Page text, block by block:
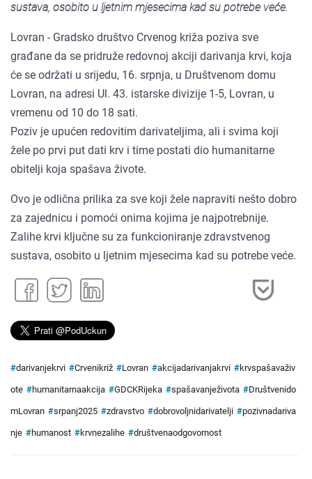
sustava, osobito u ljetnim mjesecima kad su potrebe veće.
Lovran - Gradsko društvo Crvenog križa poziva sve
građane da se pridruže redovnoj akciji darivanja krvi, koja
će se održati u srijedu, 16. srpnja, u Društvenom domu
Lovran, na adresi Ul. 43. istarske divizije 1-5, Lovran, u
vremenu od 10 do 18 sati.
Poziv je upućen redovitim darivateljima, ali i svima koji
žele po prvi put dati krv i time postati dio humanitarne
obitelji koja spašava živote.
Ovo je odlična prilika za sve koji žele napraviti nešto dobro
za zajednicu i pomoći onima kojima je najpotrebnije.
Zalihe krvi ključne su za funkcioniranje zdravstvenog
sustava, osobito u ljetnim mjesecima kad su potrebe veće.
#darivanjekrvi #Crvenikriž #Lovran #akcijadarivanjakrvi #krvspašavaživ
ote #humanitarnaakcija #GDCKRijeka #spašavanježivota #Društvenido
mLovran #srpanj2025 #zdravstvo #dobrovoljnidarivatelji #pozivnadariva
nje #humanost #krvnezalihe #društvenaodgovornost